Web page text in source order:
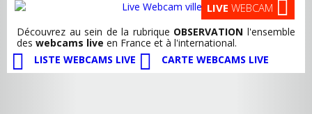
LIVE WEBCAM
Découvrez au sein de la rubrique OBSERVATION l'ensemble
des webcams live en France et à l'international.
LISTE WEBCAMS LIVE
CARTE WEBCAMS LIVE